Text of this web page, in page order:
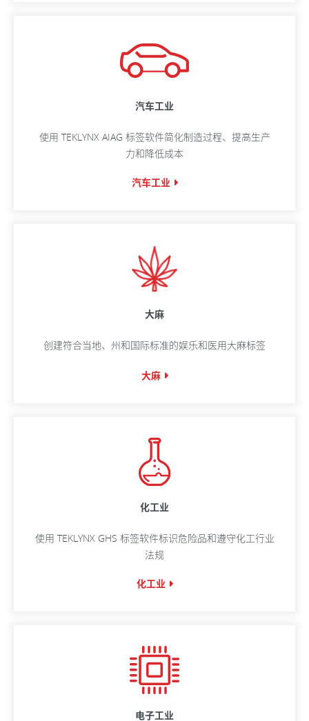
汽车工业
使用 TEKLYNX AIAG 标签软件简化制造过程、提高生产
力和降低成本
汽车工业
大麻
创建符合当地、州和国际标准的娱乐和医用大麻标签
大麻
化工业
使用 TEKLYNX GHS 标签软件标识危险品和遵守化工行业
法规
化工业
电子工业